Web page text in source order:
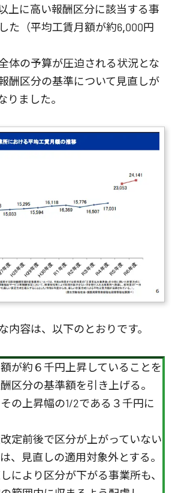
上に高い報酬区分に該当する事
た（平均工賃月額が約6,000円
体の予算が圧迫される状況とな
酬区分の基準について見直しが
りました。
内容は、以下のとおりです。
が約６千円上昇していることを
区分の基準額を引き上げる。
の上昇幅の1/2である３千円に
定前後で区分が上がっていない
、見直しの適用対象外とする。
により区分が下がる事業所も、